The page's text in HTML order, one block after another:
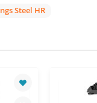
Steel HR